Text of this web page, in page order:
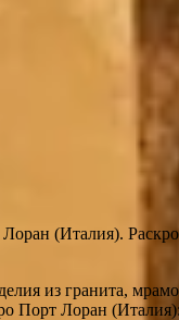
(Италия).
из гранита,
Порт Лоран